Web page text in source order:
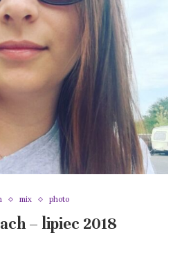
mix photo
– lipiec 2018